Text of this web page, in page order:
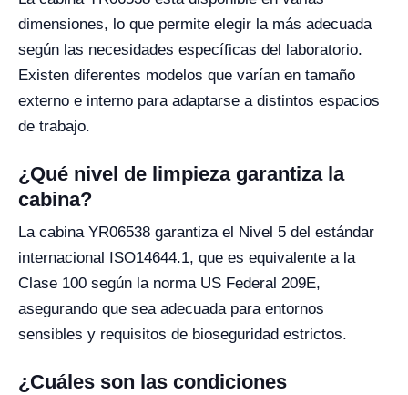
dimensiones, lo que permite elegir la más adecuada
según las necesidades específicas del laboratorio.
Existen diferentes modelos que varían en tamaño
externo e interno para adaptarse a distintos espacios
de trabajo.
¿Qué nivel de limpieza garantiza la
cabina?
La cabina YR06538 garantiza el Nivel 5 del estándar
internacional ISO14644.1, que es equivalente a la
Clase 100 según la norma US Federal 209E,
asegurando que sea adecuada para entornos
sensibles y requisitos de bioseguridad estrictos.
¿Cuáles son las condiciones